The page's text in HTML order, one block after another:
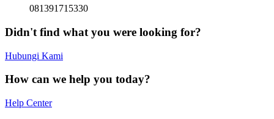
081391715330
Didn't find what you were looking for?
Hubungi Kami
How can we help you today?
Help Center